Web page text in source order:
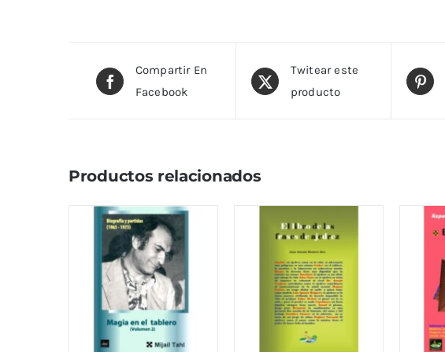
Compartir En
Facebook
Twitear este
producto
Productos relacionados